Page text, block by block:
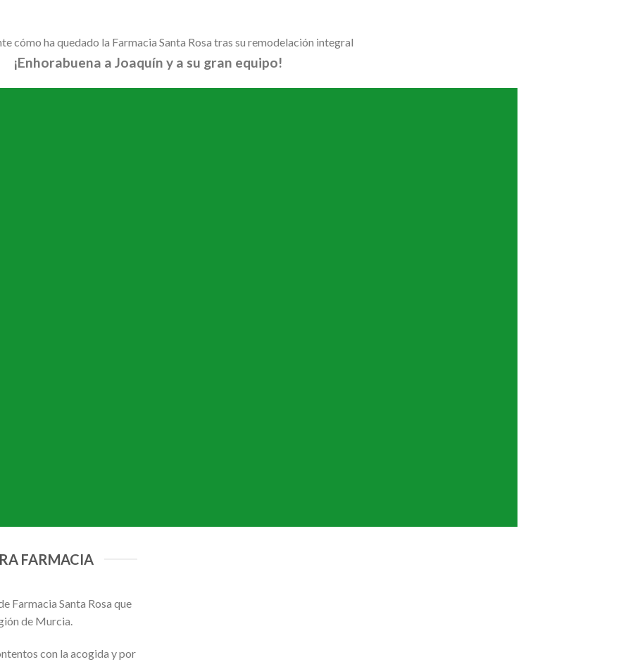
cómo ha quedado la Farmacia Santa Rosa tras su remodelación integral
¡Enhorabuena a Joaquín y a su gran equipo!
FARMACIA
Farmacia Santa Rosa que
de Murcia.
con la acogida y por